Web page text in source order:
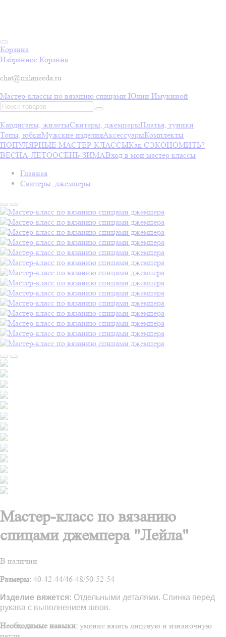
Корзина
Избранное Корзина
chat@milaneeda.ru
Мастер-классы по вязанию спицами Юлии Имукиной
Кардиганы, жилетыСвитеры, джемперыПлатья, туники
Топы, юбкиМужские изделияАксессуарыКомплекты
ПОПУЛЯРНЫЕ МАСТЕР-КЛАССЫКак СЭКОНОМИТЬ?
ВЕСНА-ЛЕТООСЕНЬ-ЗИМАВход в мои мастер классы
Главная
Свитеры, джемперы
Мастер-класс по вязанию
спицами джемпера "Лейла"
В наличии
Размеры: 40-42-44/46-48/50-52-54
Изделие вяжется: Отдельными деталями. Спинка перед
рукава с выполнением швов.
Необходимые навыки: умение вязать лицевую и изнаночную